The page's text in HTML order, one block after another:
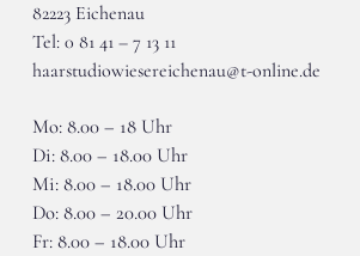
82223 Eichenau
Tel: 0 81 41 – 7 13 11
haarstudiowiesereichenau@t-online.de
Mo: 8.00 – 18 Uhr
Di: 8.00 – 18.00 Uhr
Mi: 8.00 – 18.00 Uhr
Do: 8.00 – 20.00 Uhr
Fr: 8.00 – 18.00 Uhr